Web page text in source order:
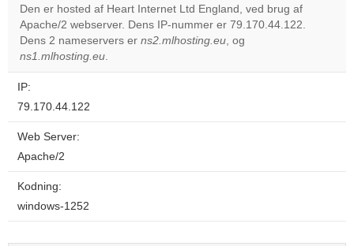
Do you
own this
Den er hosted af Heart Internet Ltd England, ved brug af
Apache/2 webserver. Dens IP-nummer er 79.170.44.122.
Dens 2 nameservers er ns2.mlhosting.eu, og
ns1.mlhosting.eu.
IP:
79.170.44.122
Web Server:
Apache/2
Kodning:
windows-1252